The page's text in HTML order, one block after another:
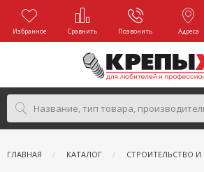
Избранное Сравнить Позвонить Адреса
ГЛАВНАЯ КАТАЛОГ СТРОИТЕЛЬСТВО